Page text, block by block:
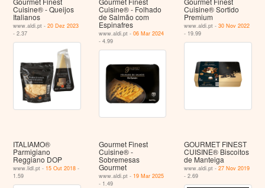
Cuisine® - Queijos
Italianos
www.aldi.pt -20 Dez 2023
- 2.37
Cuisine® - Folhado
de Salmão com
Espinafres
www.aldi.pt - 06 Mar 2024
- 4.99
Cuisine® Sortido
Premium
www.aldi.pt -30 Nov 2022
- 19.99
ITALIAMO®
Parmigiano
Reggiano DOP
www.lidl.pt - 15 Out 2018 -
1.59
Gourmet Finest
Cuisine® -
Sobremesas
Gourmet
www.aldi.pt - 19 Mar 2025
- 1.49
GOURMET FINEST
CUISINE® Biscoitos
de Manteiga
www.aldi.pt -27 Nov 2019
- 2.69